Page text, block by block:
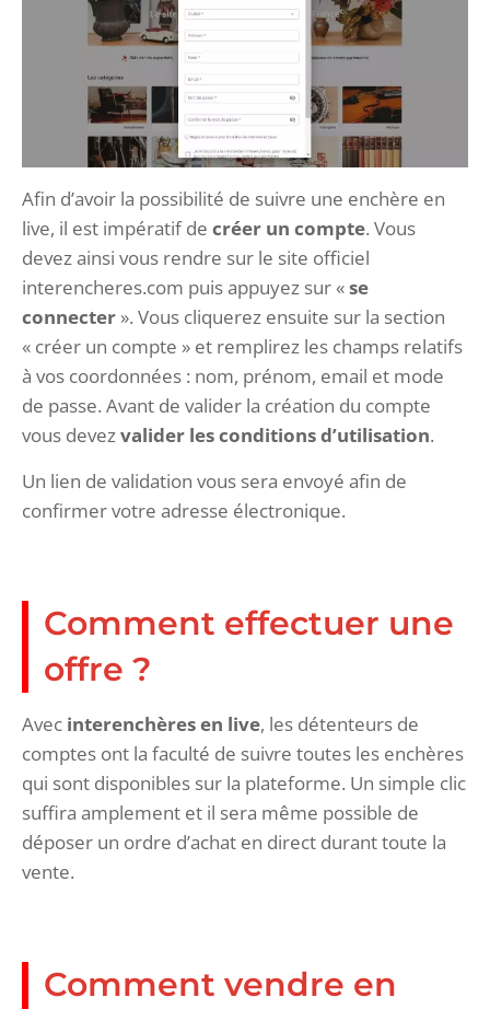
Afin d’avoir la possibilité de suivre une enchère en
live, il est impératif de créer un compte. Vous
devez ainsi vous rendre sur le site officiel
interencheres.com puis appuyez sur «se
connecter ». Vous cliquerez ensuite sur la section
« créer un compte » et remplirez les champs relatifs
à vos coordonnées : nom, prénom, email et mode
de passe. Avant de valider la création du compte
vous devezvalider les conditions d’utilisation.
Un lien de validation vous sera envoyé afin de
confirmer votre adresse électronique.
Comment effectuer une
offre ?
Avec interenchères en live, les détenteurs de
comptes ont la faculté de suivre toutes les enchères
qui sont disponibles sur la plateforme. Un simple clic
suffira amplement et il sera même possible de
déposer un ordre d’achat en direct durant toute la
vente.
Comment vendre en